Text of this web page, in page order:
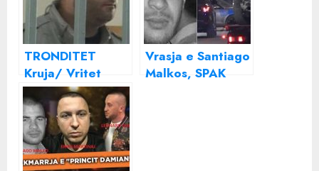
TRONDITET
Kruja/ Vritet
kunati i Gentian
Bejtjas dhe
plagoset djali i tij
(Emri)
Vrasja e Santiago
Malkos, SPAK